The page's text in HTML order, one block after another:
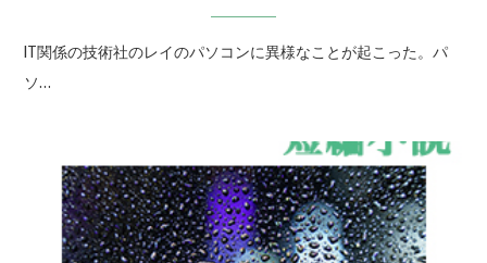
IT関係の技術社のレイのパソコンに異様なことが起こった。パ
ソ…